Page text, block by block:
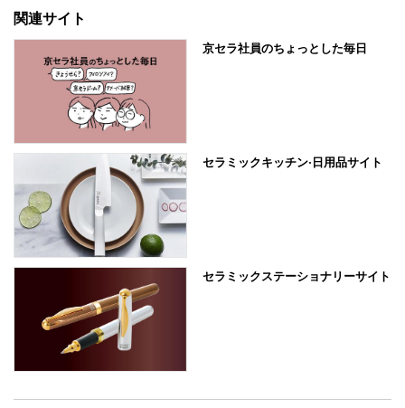
関連サイト
京セラ社員のちょっとした毎日
セラミックキッチン·日用品サイト
セラミックステーショナリーサイト